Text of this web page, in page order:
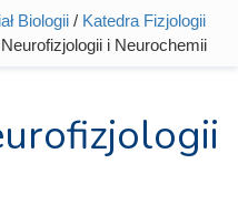
Biologii / Katedra Fizjologii
i Neurochemii